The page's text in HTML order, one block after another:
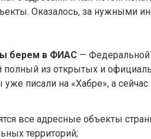
Оказалось, за нужными
берем в ФИАС —
полный из открытых и
писали на «Хабре», а
все адресные объекты
территорий;